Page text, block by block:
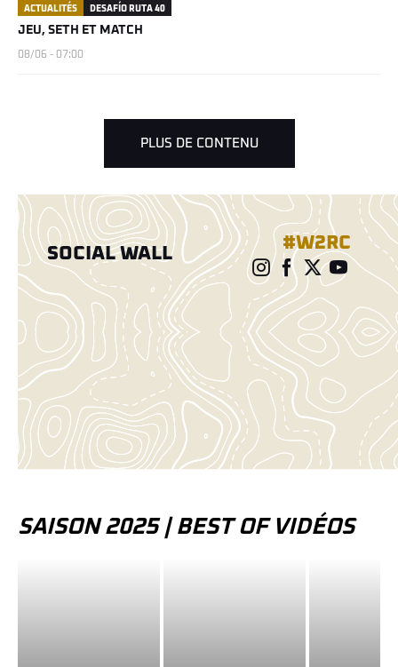
ACTUALITÉS DESAFÍO RUTA 40
JEU, SETH ET MATCH
08/06 - 07:00
PLUS DE CONTENU
SOCIAL WALL
#W2RC
SAISON 2025| BEST OF VIDÉOS